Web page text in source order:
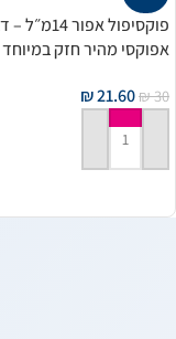
פוקסיפול אפור
אפוקסי מהיר חזק במיוחד
₪30
₪21.60
הוספה לסל